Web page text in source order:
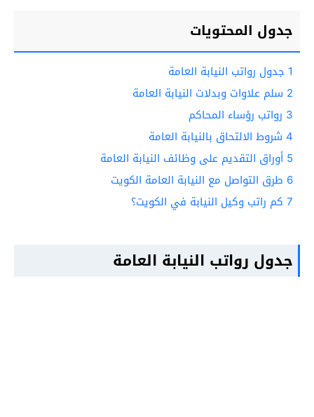
جدول المحتويات
1 جدول رواتب النيابة العامة
2 سلم علاوات وبدلات النيابة العامة
3 رواتب رؤساء المحاكم
4 شروط الالتحاق بالنيابة العامة
5 أوراق التقديم على وظائف النيابة العامة
6 طرق التواصل مع النيابة العامة الكويت
7 كم راتب وكيل النيابة في الكويت؟
جدول رواتب النيابة العامة